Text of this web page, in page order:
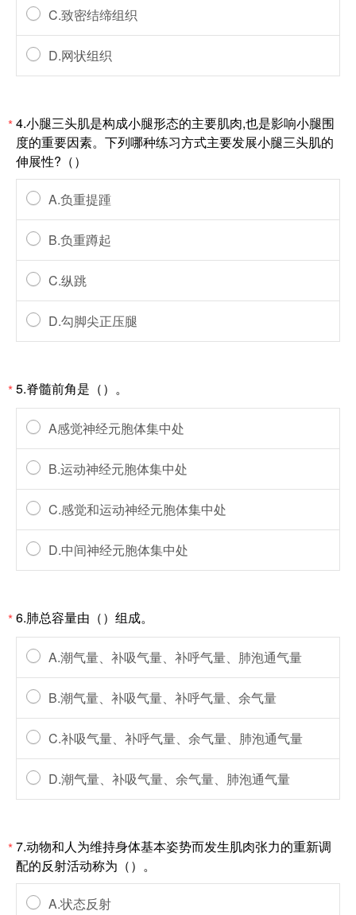
C.致密结缔组织
D.网状组织
*4.小腿三头肌是构成小腿形态的主要肌肉,也是影响小腿围
度的重要因素。下列哪种练习方式主要发展小腿三头肌的
伸展性?（）
A.负重提踵
B.负重蹲起
C.纵跳
D.勾脚尖正压腿
*5.脊髓前角是（）。
A感觉神经元胞体集中处
B.运动神经元胞体集中处
C.感觉和运动神经元胞体集中处
D.中间神经元胞体集中处
*6.肺总容量由（）组成。
A.潮气量、补吸气量、补呼气量、肺泡通气量
B.潮气量、补吸气量、补呼气量、余气量
C.补吸气量、补呼气量、余气量、肺泡通气量
D.潮气量、补吸气量、余气量、肺泡通气量
*7.动物和人为维持身体基本姿势而发生肌肉张力的重新调
配的反射活动称为（）。
A.状态反射